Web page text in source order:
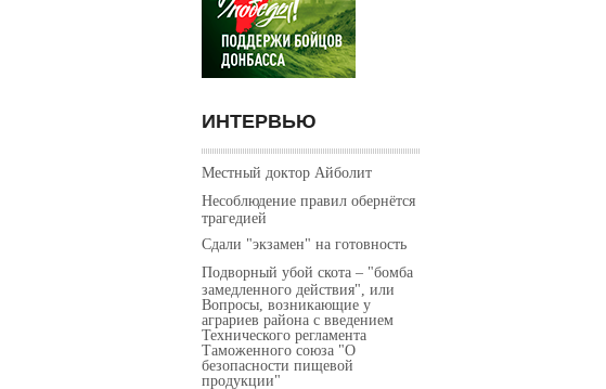
ИНТЕРВЬЮ
Местный доктор Айболит
Несоблюдение правил обернётся
трагедией
Сдали "экзамен" на готовность
Подворный убой скота – "бомба
замедленного действия", или
Вопросы, возникающие у
аграриев района с введением
Технического регламента
Таможенного союза "О
безопасности пищевой
продукции"